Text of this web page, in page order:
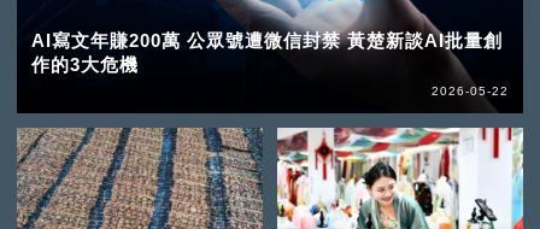
AI寫文年賺200萬 公眾號遭微信封禁 黃楚新談AI批量創
作的3大危機
2026-05-22